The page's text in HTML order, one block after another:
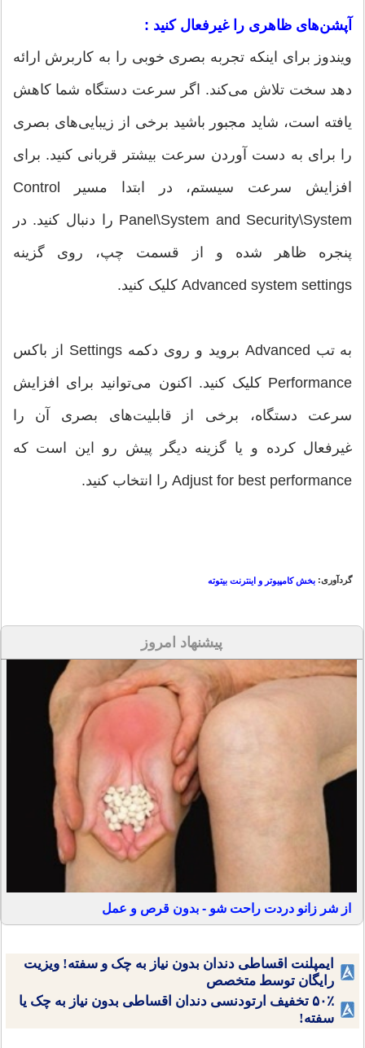
آپشن‌های ظاهری را غیرفعال کنید :
ویندوز برای اینکه تجربه بصری خوبی را به کاربرش ارائه
دهد سخت تلاش می‌کند. اگر سرعت دستگاه شما کاهش
یافته است، شاید مجبور باشید برخی از زیبایی‌های بصری
را برای به دست آوردن سرعت بیشتر قربانی کنید. برای
افزایش سرعت سیستم، در ابتدا مسیر Control
Panel\System and Security\System را دنبال کنید. در
پنجره ظاهر شده و از قسمت چپ، روی گزینه
Advanced system settings کلیک کنید.
به تب Advanced بروید و روی دکمه Settings از باکس
Performance کلیک کنید. اکنون می‌توانید برای افزایش
سرعت دستگاه، برخی از قابلیت‌های بصری آن را
غیرفعال کرده و یا گزینه دیگر پیش رو این است که
Adjust for best performance را انتخاب کنید.
گردآوری: بخش کامپیوتر و اینترنت بیتوته
پیشنهاد امروز
از شر زانو دردت راحت شو - بدون قرص و عمل
ایمپلنت اقساطی دندان بدون نیاز به چک و سفته! ویزیت
رایگان توسط متخصص
۵۰٪ تخفیف ارتودنسی دندان اقساطی بدون نیاز به چک یا
سفته!